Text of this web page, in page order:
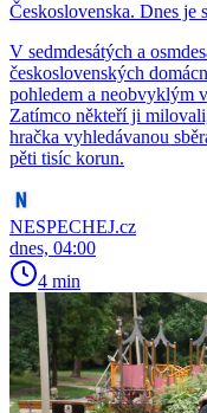
Československa. Dnes je
V sedmdesátých a
československých
pohledem a neobvyklým
Zatímco někteří ji
hračka vyhledávanou
pěti tisíc korun.
NESPECHEJ.cz
dnes, 04:00
4 min